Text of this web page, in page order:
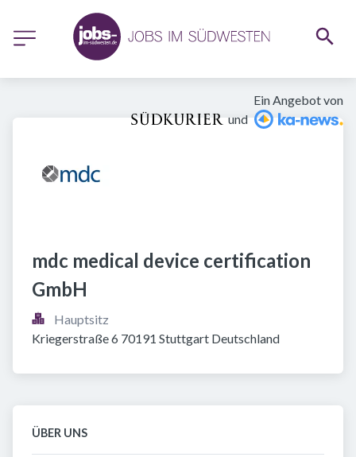
Ein Angebot von
und
mdc medical device certification
GmbH
Hauptsitz
Kriegerstraße 6 70191 Stuttgart Deutschland
ÜBER UNS